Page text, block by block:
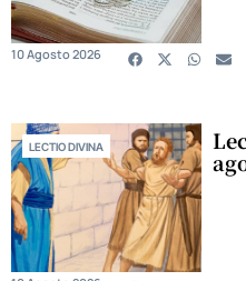
10 Agosto 2026
LECTIO DIVINA